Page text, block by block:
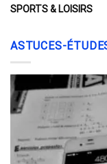
SPORTS & LOISIRS
ASTUCES-